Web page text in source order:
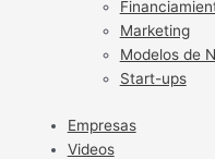
Marketing
Modelos de
Start-ups
Empresas
Videos